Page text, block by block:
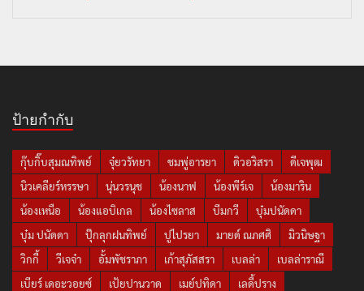
ป้ายกำกับ
กุ๊บกิ๊บสุมณทิพย์ จุ๋ยวรัทยา ชมพู่อารยา ดิวอริสรา
ดีเจพุฒ
นิวเคลียร์หรรษา
นุ่นวรนุช น้องนาฟ น้องพีร์เจ
น้องมาริน
น้องเหนือ
น้องแอบิเกล น้องไซลาส บีมกวี
บุ๋มปนัดดา
บุ๋ม ปนัดดา
ปุ๊กลุกฝนทิพย์ ปูไปรยา มายด์ ณภศศิ
มิวนิษฐา
วิกกี้
วีเจจ๋า อั้มพัชราภา เก้าสุภัสสรา เบลล่า
เบลล่าราณี
เบียร์ เดอะวอยซ์
เป้ยปานวาด เมย์ปทิดา
เลดี้ปราง